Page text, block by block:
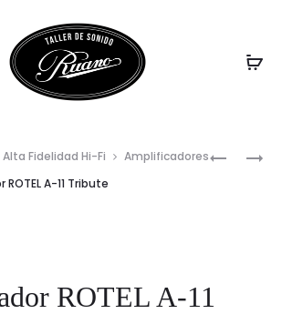
Fidelidad Hi-Fi
Amplificadores
A-11 Tribute
ROTEL A-11